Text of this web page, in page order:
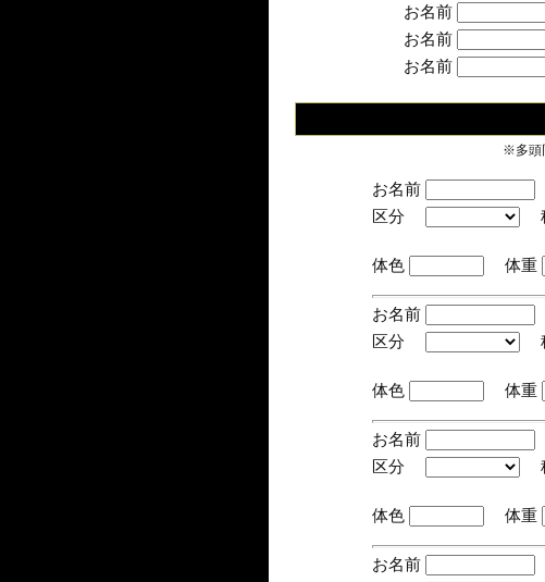
お名前
お名前
お名前
※多頭
お名前
区分
(手
体色
体重
お名前
区分
(手
体色
体重
お名前
区分
(手
体色
体重
お名前